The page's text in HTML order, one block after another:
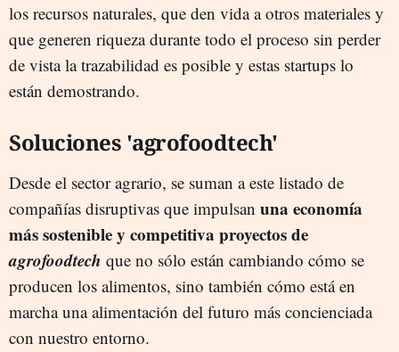
los recursos naturales, que den vida a otros materiales y
que generen riqueza durante todo el proceso sin perder
de vista la trazabilidad es posible y estas startups lo
están demostrando.
Soluciones 'agrofoodtech'
Desde el sector agrario, se suman a este listado de
compañías disruptivas que impulsan una economía
más sostenible y competitiva proyectos de
agrofoodtech que no sólo están cambiando cómo se
producen los alimentos, sino también cómo está en
marcha una alimentación del futuro más concienciada
con nuestro entorno.